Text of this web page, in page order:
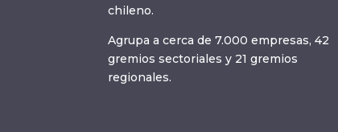
chileno.
Agrupa a cerca de 7.000 empresas, 42
gremios sectoriales y 21 gremios
regionales.